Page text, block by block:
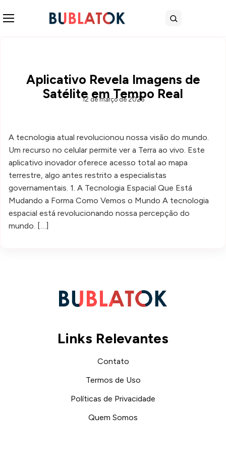
Buscar
Aplicativo Revela Imagens de
Satélite em Tempo Real
12 de março de 2026
A tecnologia atual revolucionou nossa visão do mundo.
Um recurso no celular permite ver a Terra ao vivo. Este
aplicativo inovador oferece acesso total ao mapa
terrestre, algo antes restrito a especialistas
governamentais. 1. A Tecnologia Espacial Que Está
Mudando a Forma Como Vemos o Mundo A tecnologia
espacial está revolucionando nossa percepção do
mundo. […]
Links Relevantes
Contato
Termos de Uso
Políticas de Privacidade
Quem Somos